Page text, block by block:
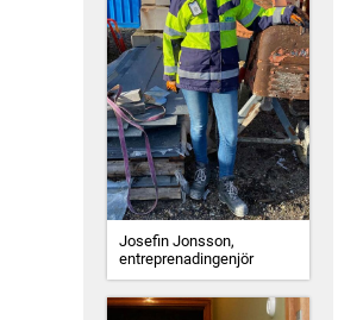
Josefin Jonsson,
entreprenadingenjör